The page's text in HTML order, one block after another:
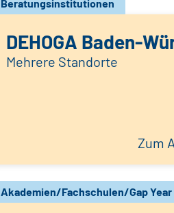
Beratungsinstitutionen
DEHOGA Baden-
Mehrere Standorte
Zum
Akademien/Fachschulen/Gap Year